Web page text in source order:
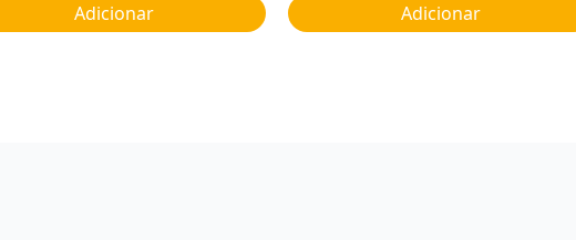
Adicionar Adicionar